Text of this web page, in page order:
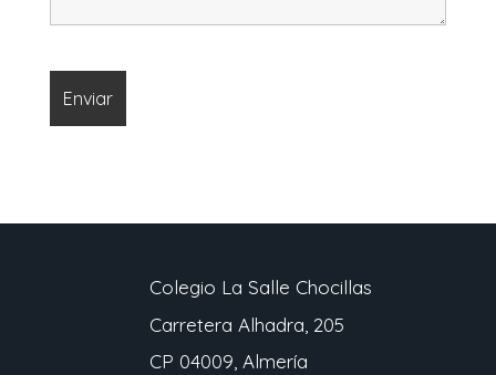
Colegio La Salle Chocillas
Carretera Alhadra, 205
CP 04009, Almería